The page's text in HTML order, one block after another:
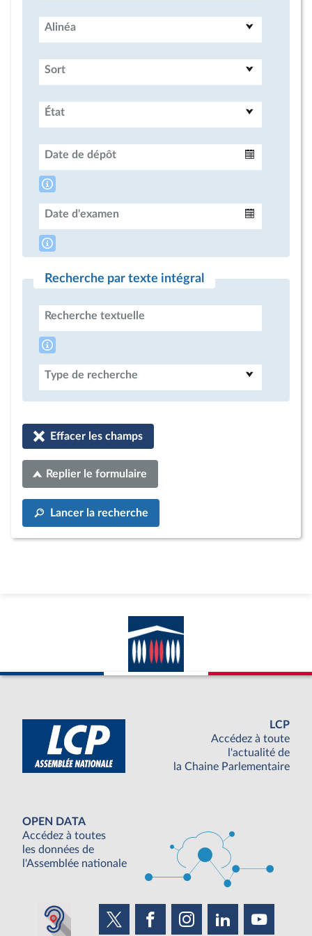
Alinéa
Sort
État
Date de dépôt
Date d'examen
Recherche par texte intégral
Recherche textuelle
Type de recherche
Effacer les champs
Replier le formulaire
Lancer la recherche
LCP
Accédez à toute
l'actualité de
la Chaine Parlementaire
OPEN DATA
Accédez à toutes
les données de
l'Assemblée nationale